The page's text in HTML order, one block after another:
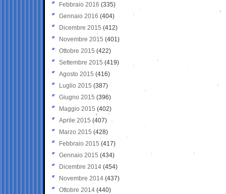
Febbraio 2016 (335)
Gennaio 2016 (404)
Dicembre 2015 (412)
Novembre 2015 (401)
Ottobre 2015 (422)
Settembre 2015 (419)
Agosto 2015 (416)
Luglio 2015 (387)
Giugno 2015 (396)
Maggio 2015 (402)
Aprile 2015 (407)
Marzo 2015 (428)
Febbraio 2015 (417)
Gennaio 2015 (434)
Dicembre 2014 (454)
Novembre 2014 (437)
Ottobre 2014 (440)